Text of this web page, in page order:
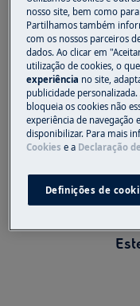
Nos micro-
desaparece
programa ter
energia.
O visor do
micro-ondas.
de poupança de
Descarregue o
nosso site, bem como
Partilhamos também
com os nossos parceiros
dados. Ao clicar em
utilização de cookies, o
experiência no site,
publicidade personalizada.
bloqueia os cookies não
experiência de navegação
disponibilizar. Para mais
Cookies e a Declaração
Definições de